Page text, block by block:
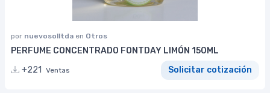
por nuevosolltda en Otros
PERFUME CONCENTRADO FONTDAY LIMÓN 150ML
+221
Ventas Solicitar cotización